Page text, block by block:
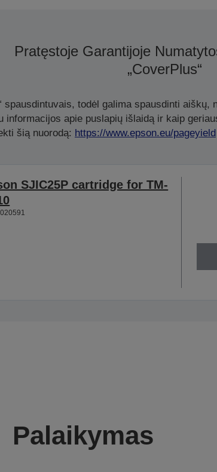
Pratęstoje Garantijoje
„CoverPlus“
spausdintuvais, todėl galima spausdinti
informacijos apie puslapių išlaidą ir kaip
šią nuorodą: https://www.epson.eu/pageyield
SJIC25P cartridge for TM-
Palaikymas